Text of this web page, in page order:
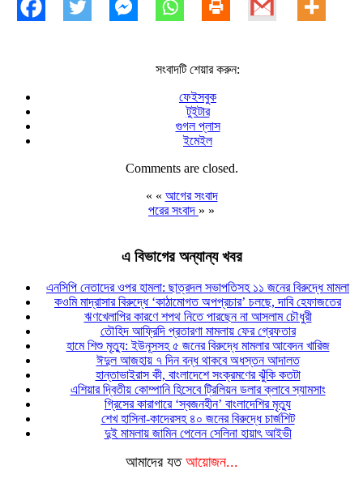
সংবাদটি শেয়ার করুন:
ফেইসবুক
টুইটার
গুগল প্লাস
ইমেইল
Comments are closed.
« « আগের সংবাদ
পরের সংবাদ » »
এ বিভাগের অন্যান্য খবর
এনসিপি নেতাদের ওপর হামলা: ছাত্রদল সভাপতিসহ ১১ জনের বিরুদ্ধে মামলা
কওমি মাদ্রাসার বিরুদ্ধে ‘কাঠামোগত অপপ্রচার’ চলছে, দাবি হেফাজতের
ঋণখেলাপির কারণে শপথ নিতে পারছেন না আসলাম চৌধুরী
তৌহিদ আফ্রিদি প্রতারণা মামলায় ফের গ্রেফতার
হামে শিশু মৃত্যু: ইউনূসসহ ৫ জনের বিরুদ্ধে মামলার আবেদন খারিজ
ঈদুল আজহায় ৭ দিন বন্ধ থাকবে অধস্তন আদালত
হান্তাভাইরাস কী, বাংলাদেশে সংক্রমণের ঝুঁকি কতটা
এশিয়ার দ্বিতীয় কোম্পানি হিসেবে ট্রিলিয়ন ডলার ক্লাবে স্যামসাং
গ্রিসের কারাগারে ‘স্বজনহীন’ বাংলাদেশির মৃত্যু
শেখ হাসিনা-কাদেরসহ ৪০ জনের বিরুদ্ধে চার্জশিট
দুই মামলায় জামিন পেলেন সেলিনা হায়াৎ আইভী
আমাদের যত আয়োজন...